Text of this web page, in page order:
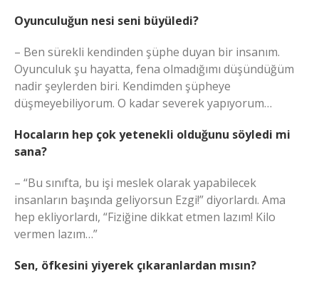
Oyunculuğun nesi seni büyüledi?
– Ben sürekli kendinden şüphe duyan bir insanım.
Oyunculuk şu hayatta, fena olmadığımı düşündüğüm
nadir şeylerden biri. Kendimden şüpheye
düşmeyebiliyorum. O kadar severek yapıyorum…
Hocaların hep çok yetenekli olduğunu söyledi mi
sana?
– “Bu sınıfta, bu işi meslek olarak yapabilecek
insanların başında geliyorsun Ezgi!” diyorlardı. Ama
hep ekliyorlardı, “Fiziğine dikkat etmen lazım! Kilo
vermen lazım…”
Sen, öfkesini yiyerek çıkaranlardan mısın?